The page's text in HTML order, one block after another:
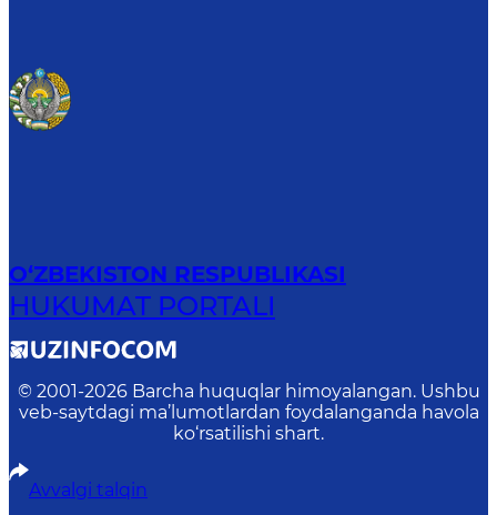
O‘ZBEKISTON RESPUBLIKASI
HUKUMAT PORTALI
© 2001-2026 Barcha huquqlar himoyalangan. Ushbu
veb-saytdagi ma’lumotlardan foydalanganda havola
ko‘rsatilishi shart.
Avvalgi talqin